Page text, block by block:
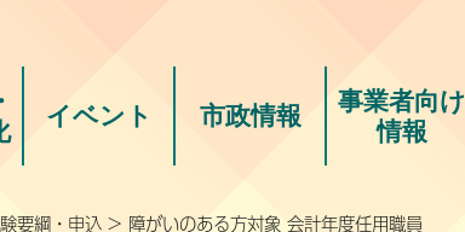
イベント 市政情報
事業者向け
情報
要綱・申込 > 障がいのある方対象 会計年度任用職員